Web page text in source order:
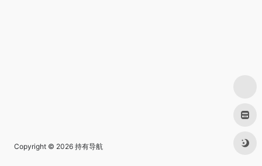
Copyright © 2026 持有导航